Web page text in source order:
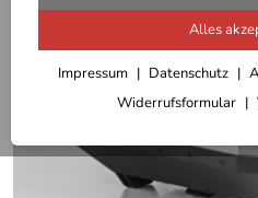
Alles
Impressum Datenschutz
Widerrufsformular